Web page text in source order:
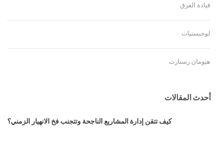
قيادة الفرق
لوجيستيات
هيومان رستارت
أحدث المقالات
كيف تتقن إدارة المشاريع الناجحة وتتجنب فخ الانهيار الزمني؟